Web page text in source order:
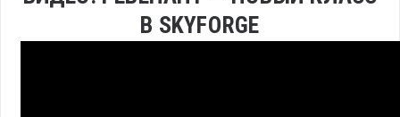
В SKYFORGE